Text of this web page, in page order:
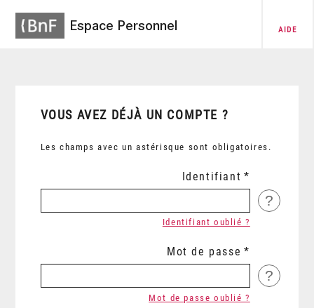
Espace Personnel AIDE
VOUS AVEZ DÉJÀ UN COMPTE ?
Les champs avec un astérisque sont obligatoires.
Identifiant
?
Identifiant oublié ?
Mot de passe
?
Mot de passe oublié ?